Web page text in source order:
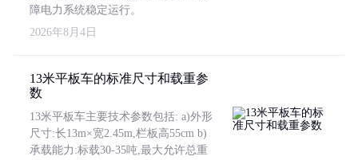
障电力系统稳定运行。
2026年8月4日
13米平板车的标准尺寸和载重参
数
13米平板车主要技术参数包括: a)外形
尺寸:长13m×宽2.45m,栏板高55cm b)
承载能力:标载30-35吨,最大允许总重